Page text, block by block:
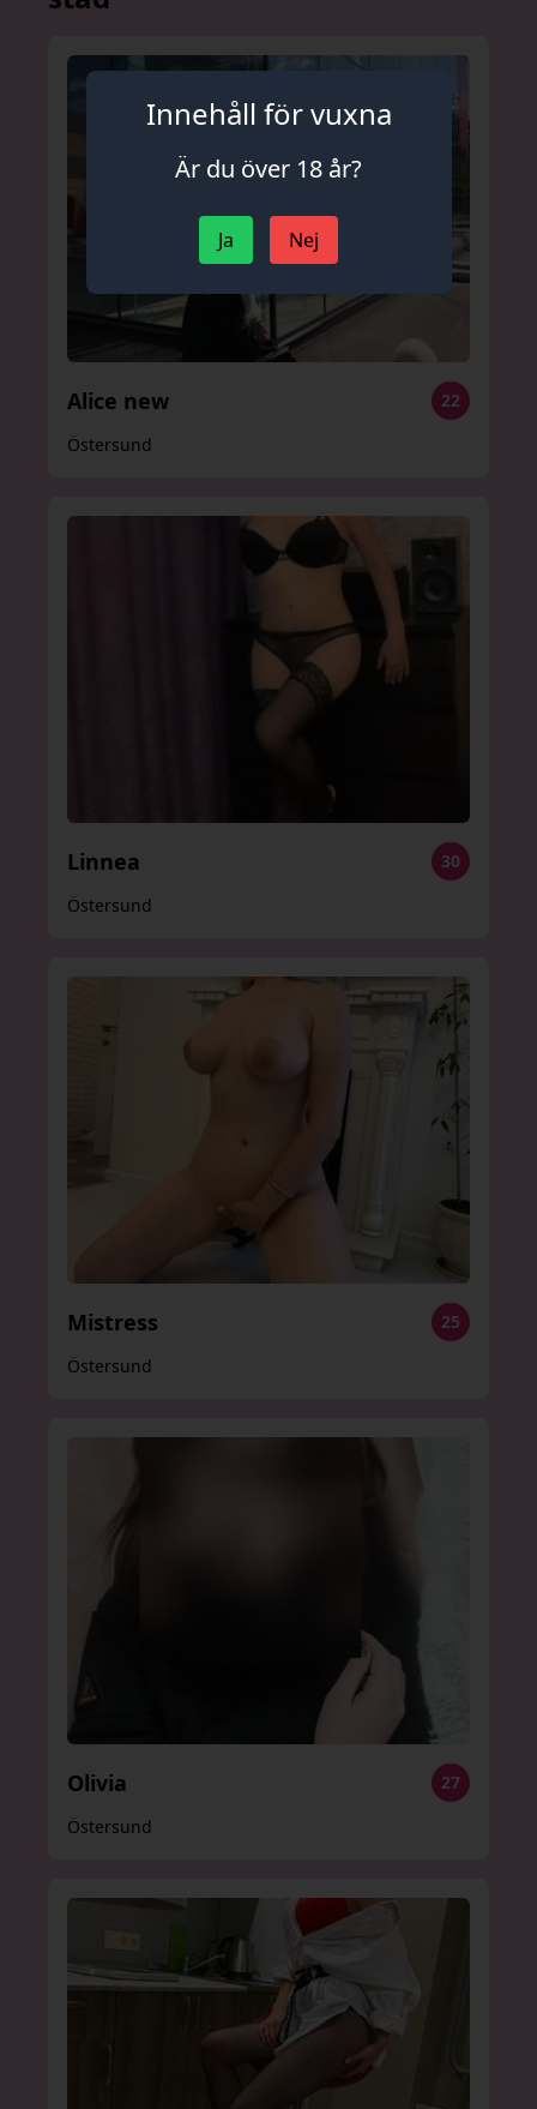
Alice new
22
Östersund
Linnea
30
Östersund
Mistress
25
Östersund
Olivia
27
Östersund
Innehåll för vuxna
Är du över 18 år?
Ja Nej